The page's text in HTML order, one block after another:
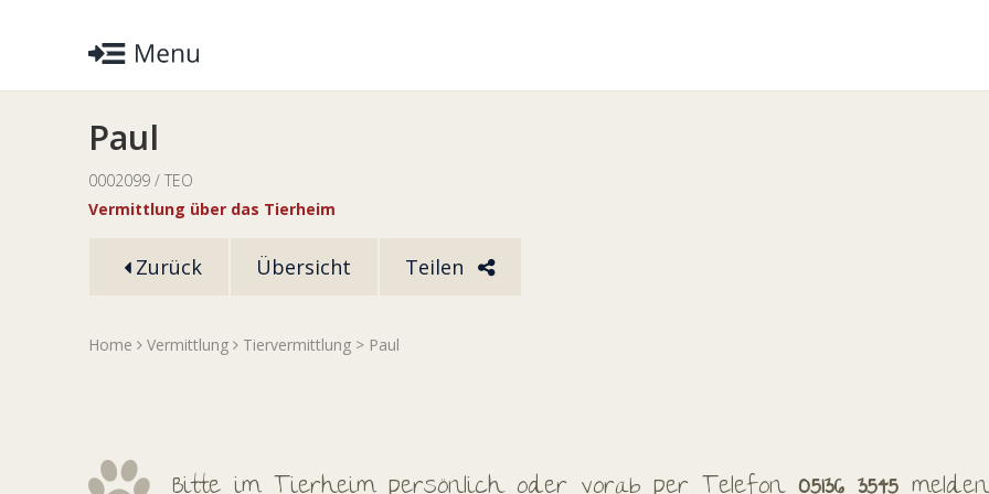
Paul
0002099 / TEO
Vermittlung über das Tierheim
Zurück Übersicht Teilen
Home Vermittlung Tiervermittlung > Paul